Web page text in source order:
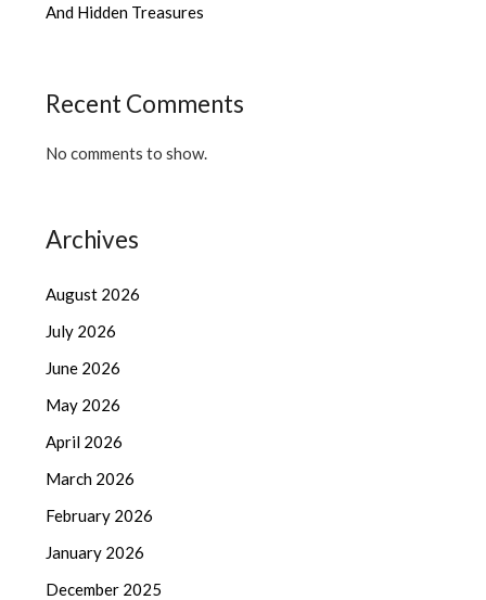
And Hidden Treasures
Recent Comments
No comments to show.
Archives
August 2026
July 2026
June 2026
May 2026
April 2026
March 2026
February 2026
January 2026
December 2025